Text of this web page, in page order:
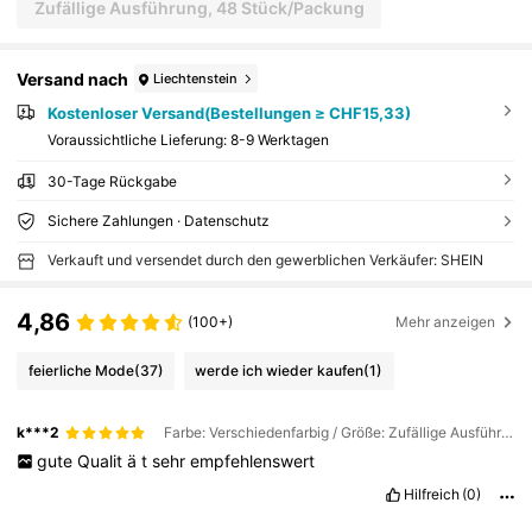
Zufällige Ausführung, 48 Stück/Packung
Versand nach Liechtenstein
Kostenloser Versand(Bestellungen ≥ CHF15,33)
Voraussichtliche Lieferung: 8-9 Werktagen
30-Tage Rückgabe
Sichere Zahlungen · Datenschutz
Verkauft und versendet durch den gewerblichen Verkäufer: SHEIN
4,86 (100+) Mehr anzeigen
feierliche Mode(37) werde ich wieder kaufen(1)
k***2 Farbe: Verschiedenfarbig / Größe: Zufällige Ausführung, 24 Stück/Packung
gute Qualit ä t sehr empfehlenswert
Hilfreich (0)